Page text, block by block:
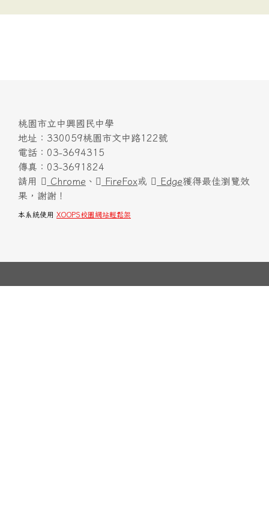
桃園市立中興國民中學
地址：330059桃園市文中路122號
電話：03-3694315
傳真：03-3691824
請用
Chrome 、 FireFox或 Edge獲得最佳瀏覽效
果，謝謝！
本系統使用 XOOPS校園網站輕鬆架